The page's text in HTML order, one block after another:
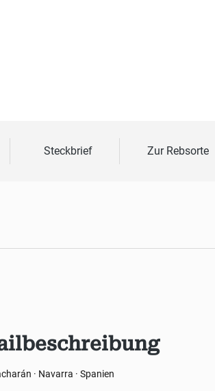
Steckbrief Zur Rebsorte
· Navarra · Spanien